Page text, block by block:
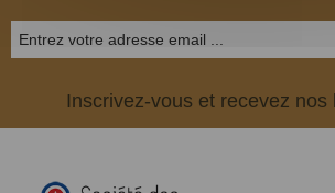
Inscrivez-vous et recevez nos